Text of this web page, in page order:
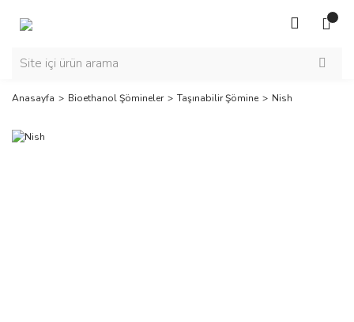
Anasayfa Bioethanol Şömineler Taşınabilir Şömine Nish